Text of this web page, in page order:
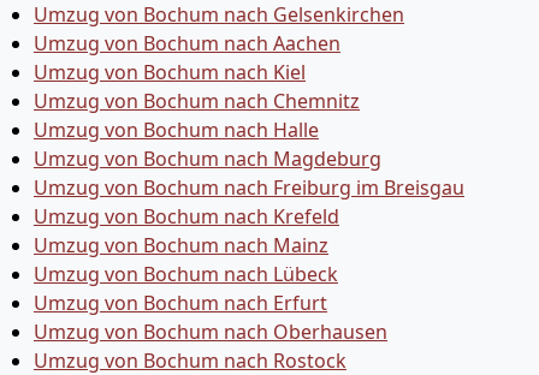
Umzug von Bochum nach Gelsenkirchen
Umzug von Bochum nach Aachen
Umzug von Bochum nach Kiel
Umzug von Bochum nach Chemnitz
Umzug von Bochum nach Halle
Umzug von Bochum nach Magdeburg
Umzug von Bochum nach Freiburg im Breisgau
Umzug von Bochum nach Krefeld
Umzug von Bochum nach Mainz
Umzug von Bochum nach Lübeck
Umzug von Bochum nach Erfurt
Umzug von Bochum nach Oberhausen
Umzug von Bochum nach Rostock